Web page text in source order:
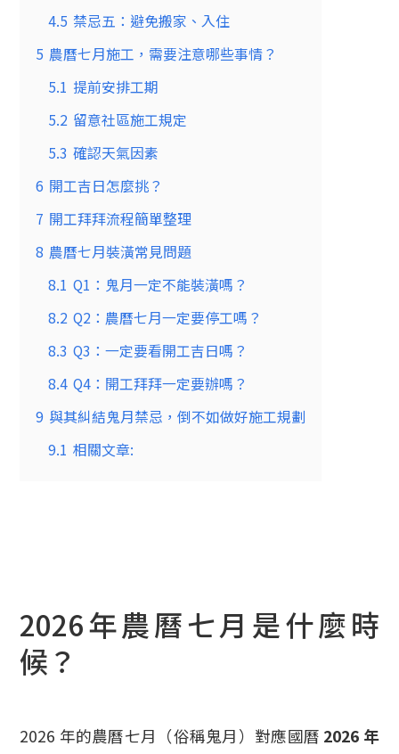
4.5 禁忌五：避免搬家、入住
5 農曆七月施工，需要注意哪些事情？
5.1 提前安排工期
5.2 留意社區施工規定
5.3 確認天氣因素
6 開工吉日怎麼挑？
7 開工拜拜流程簡單整理
8 農曆七月裝潢常見問題
8.1 Q1：鬼月一定不能裝潢嗎？
8.2 Q2：農曆七月一定要停工嗎？
8.3 Q3：一定要看開工吉日嗎？
8.4 Q4：開工拜拜一定要辦嗎？
9 與其糾結鬼月禁忌，倒不如做好施工規劃
9.1 相關文章:
2026年農曆七月是什麼時
候？
2026 年的農曆七月（俗稱鬼月）對應國曆 2026 年